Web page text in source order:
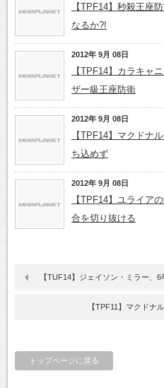
【TPF14】秒殺王座
なるか?!
2012年 9月 08日
【TPF14】カラキャ
ザー級王座防衛
2012年 9月 08日
【TPF14】マクドナ
ち込めず
2012年 9月 08日
【TPF14】ユライア
合を切り抜ける
【TUF14】ジェイソン・ミラー、
【TPF11】マクドナ
トップページに戻る